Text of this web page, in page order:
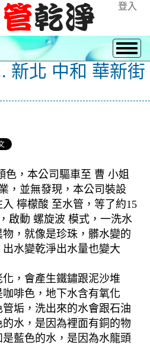
登入
新北 中和 華新街
色，本公司驅車至 曹 小姐
，並無發現，本公司裝設
檸檬酸 至水管，等了約15
啟動 螺旋波 模式，一洗水
，就像是珍珠，髒水變的
水變乾淨出水量也變大
，會產生鐵鏽跟泥沙堆
啡色，地下水含有氧化
垢，洗出來的水會跟石油
水，是因為裡面有銅的物
藍色的水，是因為水龍頭